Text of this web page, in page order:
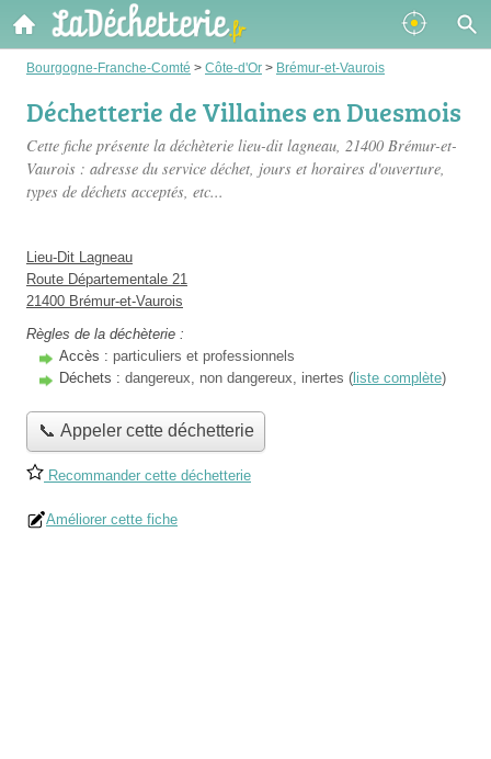
Bourgogne-Franche-Comté > Côte-d'Or > Brémur-et-Vaurois
Déchetterie de Villaines en Duesmois
Cette fiche présente la déchèterie lieu-dit lagneau, 21400 Brémur-et-
Vaurois : adresse du service déchet, jours et horaires d'ouverture,
types de déchets acceptés, etc...
Lieu-Dit Lagneau
Route Départementale 21
21400 Brémur-et-Vaurois
Règles de la déchèterie :
Accès : particuliers et professionnels
Déchets : dangereux, non dangereux, inertes ( liste complète)
📞 Appeler cette déchetterie
Recommander cette déchetterie
Améliorer cette fiche